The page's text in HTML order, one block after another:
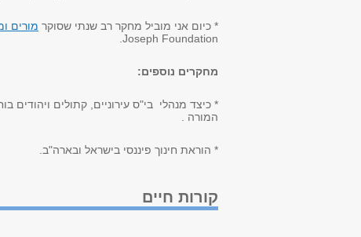
* כיום אני מוביל מחקר רב שנתי שסוקר מורים
Joseph Foundation
מחקרים נוספים:
* כיצד מנהלי בי"ס עירוניים, קתולים
המורה .
* הוראת חינוך פיננסי בישראל ובארה"ב.
קורות חיים